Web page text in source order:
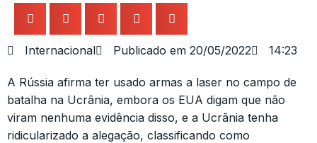
Internacional Publicado em 20/05/2022 14:23
A Rússia afirma ter usado armas a laser no campo de
batalha na Ucrânia, embora os EUA digam que não
viram nenhuma evidência disso, e a Ucrânia tenha
ridicularizado a alegação, classificando como